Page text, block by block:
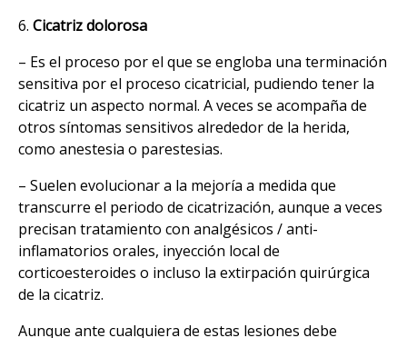
6. Cicatriz dolorosa
– Es el proceso por el que se engloba una terminación
sensitiva por el proceso cicatricial, pudiendo tener la
cicatriz un aspecto normal. A veces se acompaña de
otros síntomas sensitivos alrededor de la herida,
como anestesia o parestesias.
– Suelen evolucionar a la mejoría a medida que
transcurre el periodo de cicatrización, aunque a veces
precisan tratamiento con analgésicos / anti-
inflamatorios orales, inyección local de
corticoesteroides o incluso la extirpación quirúrgica
de la cicatriz.
Aunque ante cualquiera de estas lesiones debe